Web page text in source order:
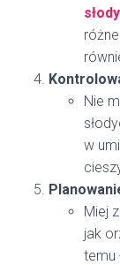
Nie
w
Miej
jak
temu